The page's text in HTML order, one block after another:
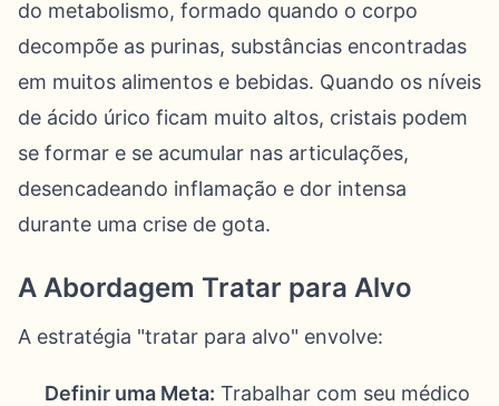
do metabolismo, formado quando o corpo
decompõe as purinas, substâncias encontradas
em muitos alimentos e bebidas. Quando os níveis
de ácido úrico ficam muito altos, cristais podem
se formar e se acumular nas articulações,
desencadeando inflamação e dor intensa
durante uma crise de gota.
A Abordagem Tratar para Alvo
A estratégia "tratar para alvo" envolve:
Definir uma Meta: Trabalhar com seu médico